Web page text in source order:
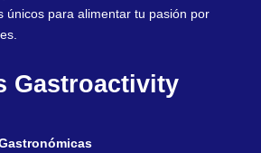
únicos para alimentar tu pasión por
Gastroactivity